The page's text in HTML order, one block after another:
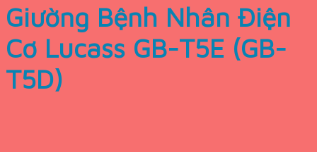
Giường Bệnh Nhân Điện
Cơ Lucass GB-T5E (GB-
T5D)